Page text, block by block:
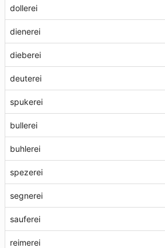
dollerei
dienerei
dieberei
deuterei
spukerei
bullerei
buhlerei
spezerei
segnerei
sauferei
reimerei